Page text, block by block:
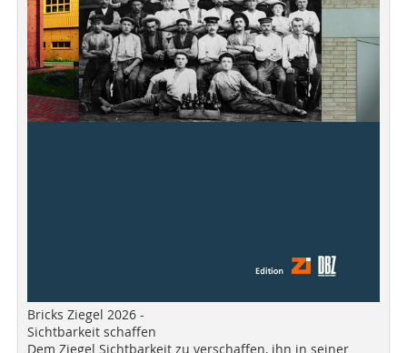
Bricks Ziegel 2026 -
Sichtbarkeit schaffen
Dem Ziegel Sichtbarkeit zu verschaffen, ihn in seiner